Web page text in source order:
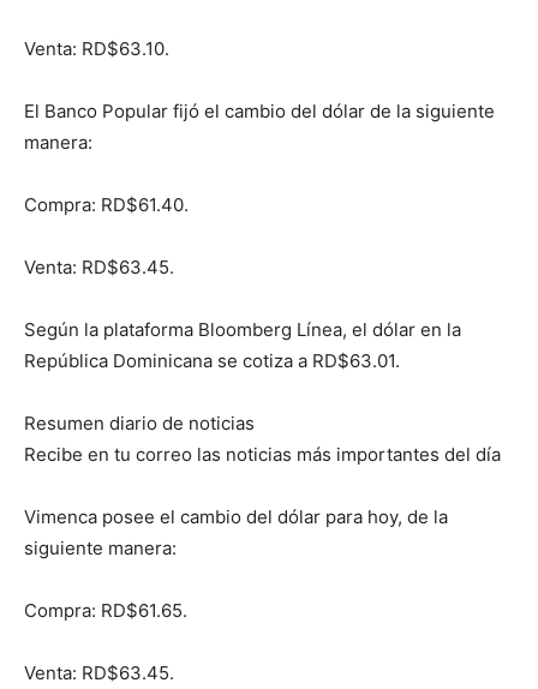
Venta: RD$63.10.
El Banco Popular fijó el cambio del dólar de la siguiente
manera:
Compra: RD$61.40.
Venta: RD$63.45.
Según la plataforma Bloomberg Línea, el dólar en la
República Dominicana se cotiza a RD$63.01.
Resumen diario de noticias
Recibe en tu correo las noticias más importantes del día
Vimenca posee el cambio del dólar para hoy, de la
siguiente manera:
Compra: RD$61.65.
Venta: RD$63.45.